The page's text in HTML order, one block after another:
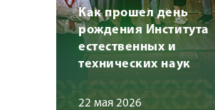
Как прошел день
рождения Института
естественных и
технических наук
22 мая 2026